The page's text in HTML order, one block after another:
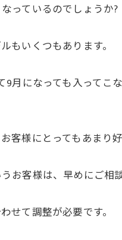
っているのでしょうか?
もいくつもあります。
になっても入ってこ
様にとってもあまり
客様は、早めにご相
せて調整が必要です。